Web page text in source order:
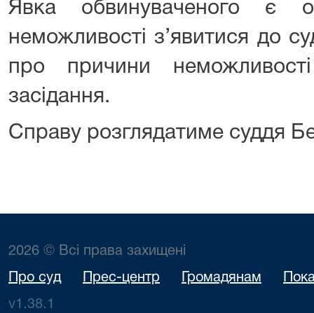
Явка обвинуваченого є
неможливості з’явитися до
про причини
засідання.
Справу розглядатиме суддя
2026 © Всі права захищені
Про суд Прес-центр Громадянам
v1.38.1